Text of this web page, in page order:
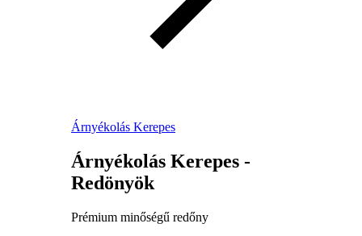
Árnyékolás Kerepes
Árnyékolás Kerepes -
Redönyök
Prémium minőségű redőny